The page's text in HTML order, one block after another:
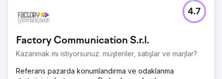
Butik turizm şirketi, müşteri edinimi için %100 oranında
ücretli reklamlara ve çevrimdışı ortaklıklara güveniyordu.
trafiği yok denecek kadar azdı ve Instagram içerikleri
hiçbir talep oluşturmuyordu. Artan Google Ads ve Meta
Ads maliyetleri kar marjlarını aşındırıyordu, rezervasyon
süreçlerinde dönüşüm oranı optimizasyonu eksikti ve
Factory Communication S.r.l.
Kazanmak mı istiyorsunuz: müşteriler, satışlar ve marjlar?
4.7
Referans pazarda konumlandırma ve odaklanma